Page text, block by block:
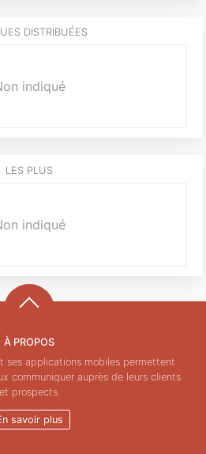
DISTRIBUÉES
indiqué
LES PLUS
indiqué
À PROPOS
ses applications mobiles permettent
communiquer auprès de leurs clients
et prospects.
savoir plus